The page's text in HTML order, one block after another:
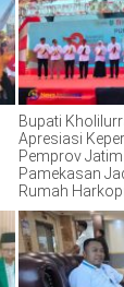
Bupati
Apresiasi
Pemprov
Pamekasan
Rumah